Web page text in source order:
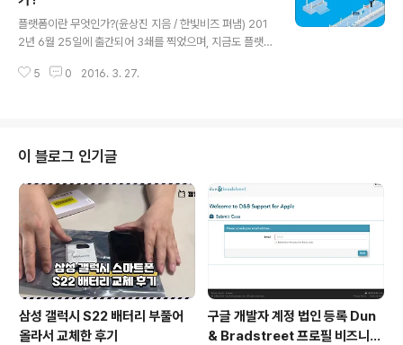
느 순간 입을 닫게 되고, 일도 추진이 안된다. 결국 동업이
성공하기 위해서는 공동 창업자들이 수시로 모여 서로의
입장에 대해 이야기하고 들으면서 서로의 간극을 좁혀나가
야 한다. 그래야 성공할 수 있다. 그렇지 않으면 시간이 지
플랫폼이란 무엇인가?(윤상진 지음 / 한빛비즈 펴냄) 201
2년 6월 25일에 출간되어 3쇄를 찍었으며, 지금도 플랫폼
냈지만 '플랫폼이란 무엇인가?'와 같은 책을 만난다는 것은
른다. 더욱더 플랫폼을 연구하고 발전시켜나갔으면 한다.
플랫폼경제경영연구소: http://platformnomics.com
현재의 플랫폼 트렌드는 O2O 플랫폼이라고 생각한다. 물
론 다양한 분야에서 혁신이 일어나고 있지만 실제적인 성
과를 내고 있는 곳은 단연 O2O 플랫폼이다. 그렇다면 다
음 플랫폼 격..
5 0 2016. 3. 27.
이 블로그 인기글
삼성 갤럭시 S22 배터리 부풀어
올라서 교체한 후기
구글 개발자 계정 법인 등록 Dun
& Bradstreet 프로필 비즈니스